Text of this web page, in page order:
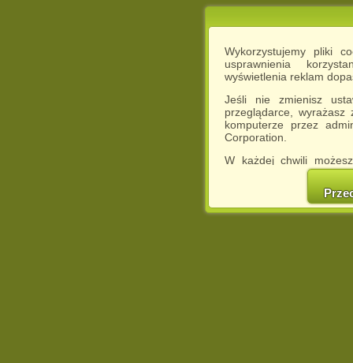
Wykorzystujemy pliki
usprawnienia
wyświetlenia reklam
Jeśli nie zmienisz
przeglądarce,
komputerze przez
Corporation.
W każdej chwili
cookies w swojej
w naszej
http://chomikuj.pl/